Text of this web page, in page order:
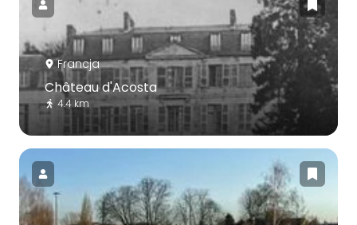
Francja
Château d'Acosta
4.4 km